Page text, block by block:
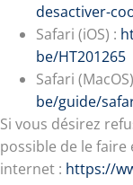
desactiver-
Safari (iOS) :
be/HT201265
Safari
be/guide/
Si vous désirez
possible de le faire
internet : https://